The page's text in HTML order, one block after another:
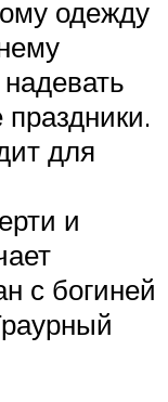
одежду
для
и
с богиней